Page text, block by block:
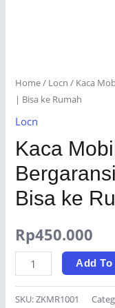
Home/ Locn / Kaca
| Bisa ke Rumah
Locn
Kaca
Bisa ke
Rp450.000
Kaca
Mobil
Tanagura
Add To
SKU:ZKMR1001